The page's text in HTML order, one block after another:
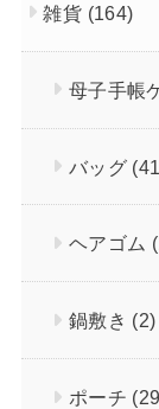
雑貨 (164)
母子手帳
バッグ
ヘアゴム
鍋敷き (2)
ポーチ